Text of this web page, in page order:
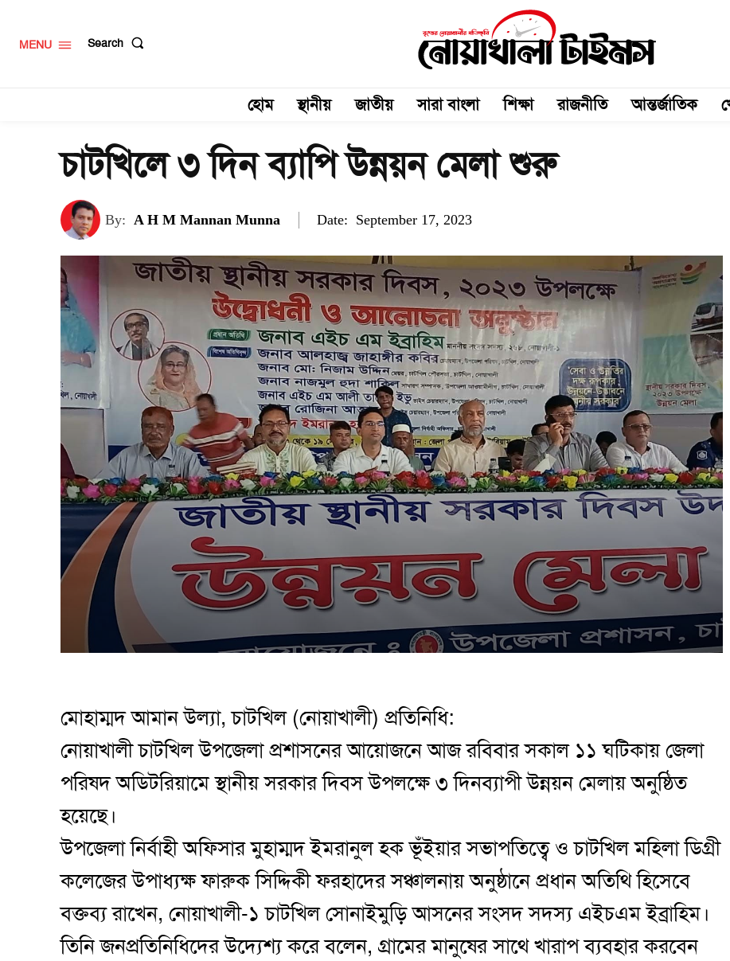
MENU Search
হোম স্থানীয় জাতীয় সারা বাংলা শিক্ষা রাজনীতি আন্তর্জাতিক
চাটখিলে ৩ দিন ব্যাপি উন্নয়ন মেলা শুরু
By: A H M Mannan Munna Date: September 17, 2023
মোহাম্মদ আমান উল্যা, চাটখিল (নোয়াখালী) প্রতিনিধি:
নোয়াখালী চাটখিল উপজেলা প্রশাসনের আয়োজনে আজ রবিবার সকাল ১১ ঘটিকায় জেলা
পরিষদ অডিটরিয়ামে স্থানীয় সরকার দিবস উপলক্ষে ৩ দিনব্যাপী উন্নয়ন মেলায় অনুষ্ঠিত
হয়েছে।
উপজেলা নির্বাহী অফিসার মুহাম্মদ ইমরানুল হক ভূঁইয়ার সভাপতিত্বে ও চাটখিল মহিলা ডিগ্রী
কলেজের উপাধ্যক্ষ ফারুক সিদ্দিকী ফরহাদের সঞ্চালনায় অনুষ্ঠানে প্রধান অতিথি হিসেবে
বক্তব্য রাখেন, নোয়াখালী-১ চাটখিল সোনাইমুড়ি আসনের সংসদ সদস্য এইচএম ইব্রাহিম।
তিনি জনপ্রতিনিধিদের উদ্যেশ্য করে বলেন, গ্রামের মানুষের সাথে খারাপ ব্যবহার করবেন